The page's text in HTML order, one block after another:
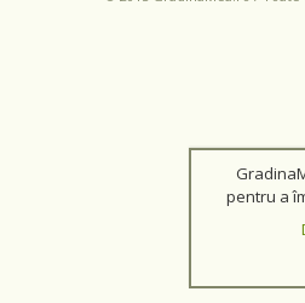
pentru a